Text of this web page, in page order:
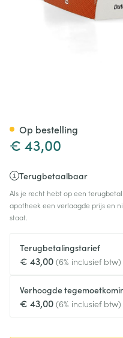
€ 43,00
Terugbetaalbaar
Als je recht hebt op een
apotheek een verlaagde prijs en
staat.
Terugbetalingstarief
€ 43,00 (6% inclusief btw)
Verhoogde
€ 43,00 (6% inclusief btw)
Op bestelling